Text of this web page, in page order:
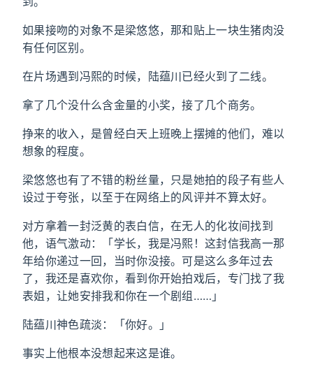
如果接吻的对象不是梁悠悠，那和贴上一块生猪肉没
有任何区别。
在片场遇到冯熙的时候，陆蕴川已经火到了二线。
拿了几个没什么含金量的小奖，接了几个商务。
挣来的收入，是曾经白天上班晚上摆摊的他们，难以
想象的程度。
梁悠悠也有了不错的粉丝量，只是她拍的段子有些人
设过于夸张，以至于在网络上的风评并不算太好。
对方拿着一封泛黄的表白信，在无人的化妆间找到
他，语气激动：「学长，我是冯熙！这封信我高一那
年给你递过一回，当时你没接。可是这么多年过去
了，我还是喜欢你，看到你开始拍戏后，专门找了我
表姐，让她安排我和你在一个剧组……」
陆蕴川神色疏淡：「你好。」
事实上他根本没想起来这是谁。